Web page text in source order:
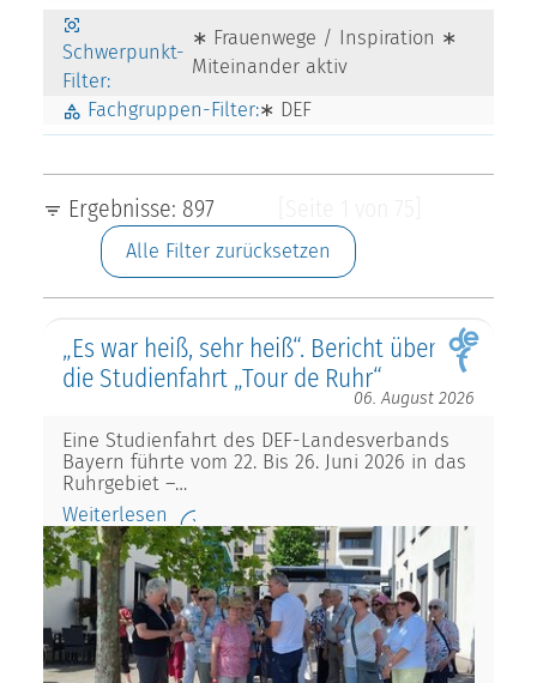
Schwerpunkt-
Filter:
∗ Frauenwege / Inspiration ∗
Miteinander aktiv
Fachgruppen-Filter:∗ DEF
Ergebnisse: 897
Alle Filter zurücksetzen
„Es war heiß, sehr heiß“. Bericht über
die Studienfahrt „Tour de Ruhr“
06. August 2026
Eine Studienfahrt des DEF-Landesverbands
Bayern führte vom 22. Bis 26. Juni 2026 in das
Ruhrgebiet –…
Weiterlesen